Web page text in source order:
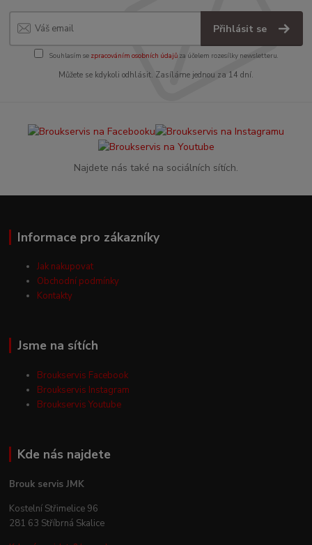
Přihlásit se
Souhlasím se zpracováním osobních údajůza účelem rozesílky newsletteru.
Můžete se kdykoli odhlásit. Zasíláme jednou za 14 dní.
Najdete nás také na sociálních sítích.
Informace pro zákazníky
Jak nakupovat
Obchodní podmínky
Kontakty
Jsme na sítích
Broukservis Facebook
Broukservis Instagram
Broukservis Youtube
Kde nás najdete
Brouk servis JMK
Kostelní Střimelice 96
281 63 Stříbrná Skalice